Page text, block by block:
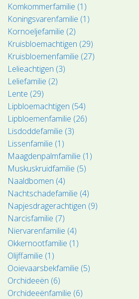
Komkommerfamilie (1)
Koningsvarenfamilie (1)
Kornoeljefamilie (2)
Kruisbloemachtigen (29)
Kruisbloemenfamilie (27)
Lelieachtigen (3)
Leliefamilie (2)
Lente (29)
Lipbloemachtigen (54)
Lipbloemenfamilie (26)
Lisdoddefamilie (3)
Lissenfamilie (1)
Maagdenpalmfamilie (1)
Muskuskruidfamilie (5)
Naaldbomen (4)
Nachtschadefamilie (4)
Napjesdragerachtigen (9)
Narcisfamilie (7)
Niervarenfamilie (4)
Okkernootfamilie (1)
Olijffamilie (1)
Ooievaarsbekfamilie (5)
Orchideeën (6)
Orchideeënfamilie (6)